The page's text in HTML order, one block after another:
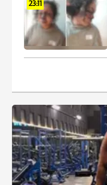
23:11